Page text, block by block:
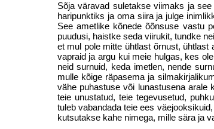
Sõja väravad suletakse viimaks ja
haripunktiks ja oma siira ja julge
See ametlike kõnede õõnsuse vastu
puudusi, haistke seda viirukit, tundke
et mul pole mitte ühtlast õrnust,
vapraid ja argu kui meie hulgas, kes
neid surnuid, keda imetlen, nende
mulle kõige räpasema ja
vähe puhastuse või lunastusena arale
teie unustatud, teie tegevusetud,
tuleb vabandada teie ees
kutsutakse kahe nimega, mille sära ja